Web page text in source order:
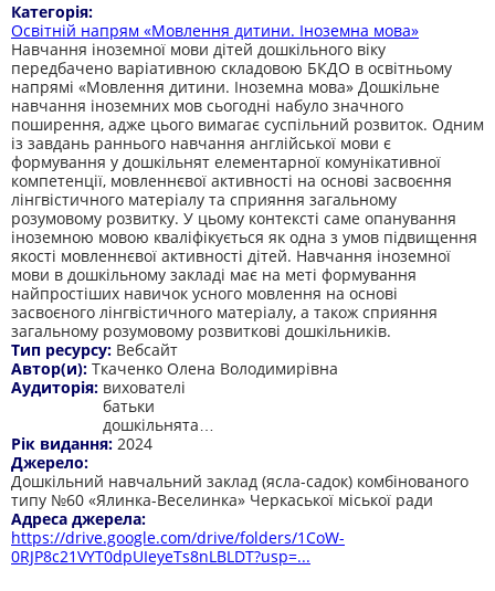
Категорія:
Освітній напрям «Мовлення дитини. Іноземна мова»
Навчання іноземної мови дітей дошкільного віку
передбачено варіативною складовою БКДО в освітньому
напрямі «Мовлення дитини. Іноземна мова» Дошкільне
навчання іноземних мов сьогодні набуло значного
поширення, адже цього вимагає суспільний розвиток. Одним
із завдань раннього навчання англійської мови є
формування у дошкільнят елементарної комунікативної
компетенції, мовленнєвої активності на основі засвоєння
лінгвістичного матеріалу та сприяння загальному
розумовому розвитку. У цьому контексті саме опанування
іноземною мовою кваліфікується як одна з умов підвищення
якості мовленнєвої активності дітей. Навчання іноземної
мови в дошкільному закладі має на меті формування
найпростіших навичок усного мовлення на основі
засвоєного лінгвістичного матеріалу, а також сприяння
загальному розумовому розвиткові дошкільників.
Тип ресурсу: Вебсайт
Автор(и): Ткаченко Олена Володимирівна
Аудиторія: вихователі
батьки
дошкільнята…
Рік видання: 2024
Джерело:
Дошкільний навчальний заклад (ясла-садок) комбінованого
типу №60 «Ялинка-Веселинка» Черкаської міської ради
Адреса джерела:
https://drive.google.com/drive/folders/1CoW-
0RJP8c21VYT0dpUIeyeTs8nLBLDT?usp=...